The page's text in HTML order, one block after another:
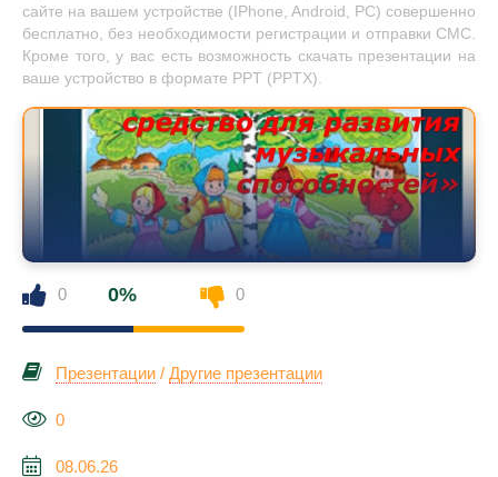
сайте на вашем устройстве (IPhone, Android, PC) совершенно
бесплатно, без необходимости регистрации и отправки СМС.
Кроме того, у вас есть возможность скачать презентации на
ваше устройство в формате PPT (PPTX).
0 0% 0
Презентации / Другие презентации
0
08.06.26